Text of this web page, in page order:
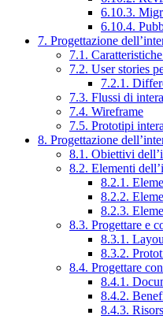
6.10.3.
6.10.4.
7. Progettazione
7.1.
7.2. User stories
7.2.1.
7.3. Flussi di
7.4. Wireframe
7.5. Prototipi
8. Progettazione
8.1. Obiettivi
8.2. Elementi
8.2.1.
8.2.2.
8.2.3.
8.3. Progettare e
8.3.1.
8.3.2.
8.4. Progettare
8.4.1.
8.4.2.
8.4.3.